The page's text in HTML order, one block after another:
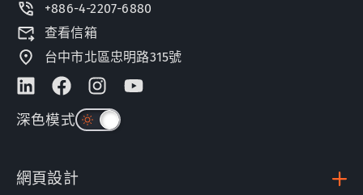
+886-4-2207-6880
查看信箱
台中市北區忠明路315號
深色模式
網頁設計